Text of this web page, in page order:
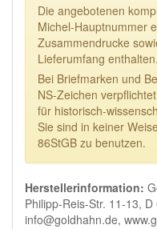
Die angebotenen
Michel-Hauptnummer
Zusammendrucke
Lieferumfang enthalten.
Bei Briefmarken und
NS-Zeichen
für historisch-
Sie sind in keiner
86StGB zu benutzen.
Herstellerinformation:
Philipp-Reis-Str. 11-13,
info@goldhahn.de,